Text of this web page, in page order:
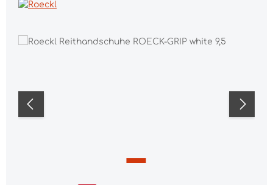
Bildergalerie überspringen